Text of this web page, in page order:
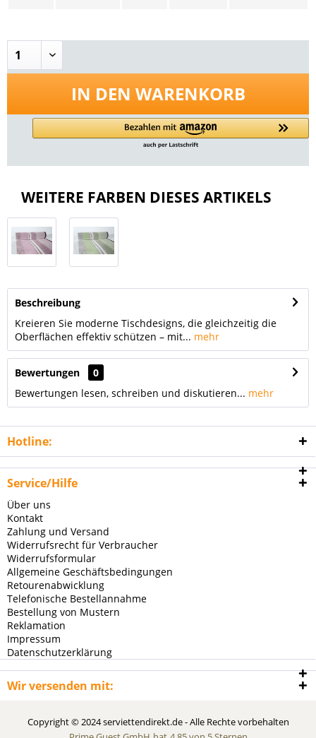
IN DEN WARENKORB
WEITERE FARBEN DIESES ARTIKELS
Beschreibung
Kreieren Sie moderne Tischdesigns, die gleichzeitig die
Oberflächen effektiv schützen – mit... mehr
Bewertungen
0
Bewertungen lesen, schreiben und diskutieren... mehr
Hotline:
Service/Hilfe
Über uns
Kontakt
Zahlung und Versand
Widerrufsrecht für Verbraucher
Widerrufsformular
Allgemeine Geschäftsbedingungen
Retourenabwicklung
Telefonische Bestellannahme
Bestellung von Mustern
Reklamation
Impressum
Datenschutzerklärung
Wir versenden mit:
Copyright © 2024 serviettendirekt.de - Alle Rechte vorbehalten